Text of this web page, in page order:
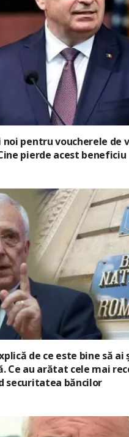
noi pentru voucherele de
pierde acest beneficiu
de ce este bine să
Ce au arătat cele mai
securitatea băncilor